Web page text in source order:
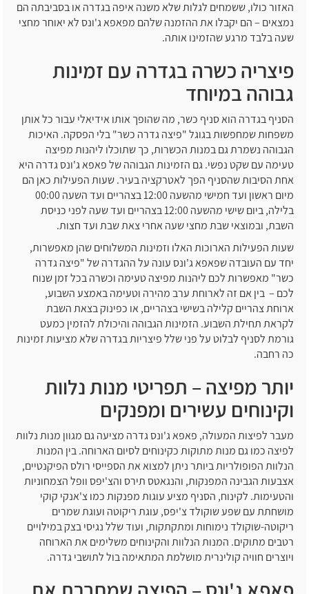
האזור כולו, ששמחים לגלות שלא משנה איפה בגדרה או בסביבתה הם
נמצאים – הם יקבלו את ההזמנה שלהם מפאפא ג'ונס לא יאוחר מחצי
שעה בלבד מרגע שהזמינו אותה.
פיצריה כשרה בגדרה עם זמינות
גבוהה במיוחד
הסניף בגדרה הוא סניף כשר, מה שהופך אותו אידיאלי עבור כל אותן
משפחות שמחפשות בגוגל "פיצה גדרה כשר" בלי הפסקה. האיכות
הגבוהה נשמרת גם במנות הכשרות, כך שתוכלו ליהנות מפיצה
טעימה עם שקט נפשי. גם הזמינות הגבוהה של פאפא ג'ונס גדרה היא
אחת הסיבות שהסניף הפך לאטרקציה בעיר. שעות הפעילות כאן הם
מיום ראשון ועד חמישי מהשעה 12:00 בצהריים ועד השעה 00:00
בלילה, ביום שישי מהשעה 12:00 בצהריים ועד שעה לפני כניסת
השבת, ובמוצאי שבת מחצי שעה אחרי צאת שבת ועד חצות.
שעות הפעילות הארוכות האלו וזמינות המשלוחים שהן מאפשרות,
יחד עם העובדה שפאפא ג'ונס עונה על ההגדרה של "פיצה גדרה
כשר" מאפשרות לכם ליהנות מפיצה טעימה וכשרה בכל זמן שנוח
לכם – בין אם זה לארוחת ערב מהירה וטעימה באמצע השבוע,
ארוחת צהריים קלילה בשישי בצהריים, או כפינוק בצאת השבת
לקראת תחילת השבוע. הזמינות הגבוהה והיכולת להזמין כמעט
גורמת לסניף לבלוט על פני שלל פיצריות בגדרה שלא מציעות זמינות
כה רחבה.
יותר מפיצה – תפריטי מנות נלוות
וקינוחים עשירים ומפנקים
מעבר לפיצות המעולה, פאפא ג'ונס גדרה מציעה גם מגוון מנות נלוות
לפיצה כמו גם מנות מתוקות כקינוחים לסיום הארוחה. בין המנות
הנלוות הפופולריות ביותר ניתן למצוא את הספייסי רולס הפיקנטיים,
אצבעות הגבינה המפנקות, והנגאטס תירס והצ'יפס וופל הצמחוניות
והטעימות. לקינוח, הסניף מציע עוגות מפנקות כמו צ'אנקי קוקי
מושחתת עם שפע שוקולד צ'יפס, עוגת ריקוטה ועוגת שמרים
ריקוטה-שוקולד נימוחות ומתקתקות, ועוד שלל נגיסי בצק במילויים
רטבים מתוקים. המנות הנלוות והקינוחים משלימים את הארוחה
ויוצרים חוויה קולינרית מושלמת המתאימה בול לתושבי גדרה.